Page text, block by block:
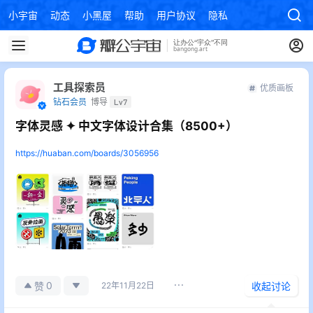
小宇宙 动态 小黑屋 帮助 用户协议 隐私政策
工具探索员
钻石会员 博导 Lv7
优质画板
字体灵感 ✦ 中文字体设计合集（8500+）
https://huaban.com/boards/3056956
赞 0 22年11月22日 收起讨论